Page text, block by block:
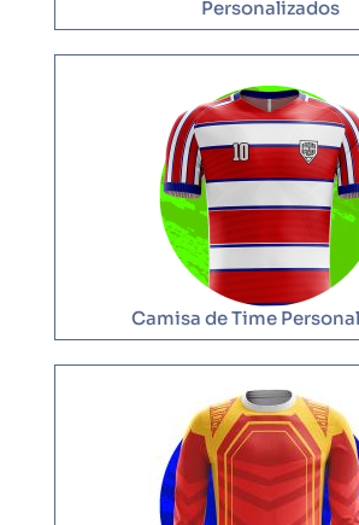
Personalizados
Camisa de Time